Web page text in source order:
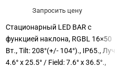
Запросить цену
Стационарный LED BAR c
функцией наклона, RGBL 16×50
Вт., Tilt: 208°(+/- 104°)., IP65., Луч:
4.6° x 25.5° / Field: 7.6° x 36.5°.,